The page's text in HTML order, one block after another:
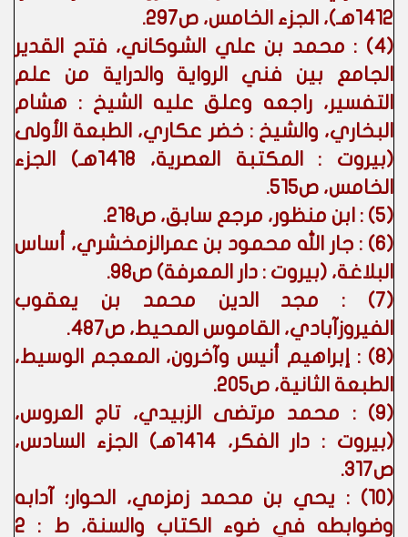
1412هـ)، الجزء الخامس، ص297.
(4) : محمد بن علي الشوكاني، فتح القدير
الجامع بين فني الرواية والدراية من علم
التفسير، راجعه وعلق عليه الشيخ : هشام
البخاري، والشيخ : خضر عكاري، الطبعة الأولى
(بيروت : المكتبة العصرية، 1418هـ) الجزء
الخامس، ص515.
(5) : ابن منظور، مرجع سابق، ص218.
(6) : جار الله محمود بن عمرالزمخشري، أساس
البلاغة، (بيروت : دار المعرفة) ص98.
(7) : مجد الدين محمد بن يعقوب
الفيروزآبادي، القاموس المحيط، ص487.
(8) : إبراهيم أنيس وآخرون، المعجم الوسيط،
الطبعة الثانية، ص205.
(9) : محمد مرتضى الزبيدي، تاج العروس،
(بيروت : دار الفكر، 1414هـ) الجزء السادس،
ص317.
(10) : يحي بن محمد زمزمي، الحوار؛ آدابه
وضوابطه في ضوء الكتاب والسنة، ط : 2